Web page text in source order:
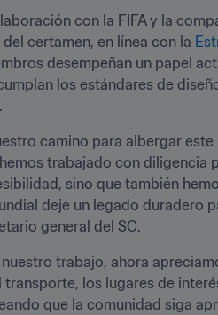
con la FIFA y la
certamen, en línea con la
desempeñan un papel
los estándares de
camino para albergar
trabajado con diligencia
sino que también
deje un legado duradero
general del SC.
trabajo, ahora
los lugares de
que la comunidad siga